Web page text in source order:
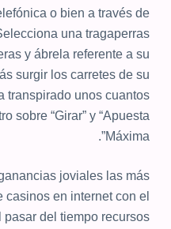
o bien a través de
una tragaperras
y ábrela referente a su
surgir los carretes de su
transpirado unos cuantos
sobre “Girar” y “Apuesta
Máxima”.
joviales las más
en internet con el
del tiempo recursos